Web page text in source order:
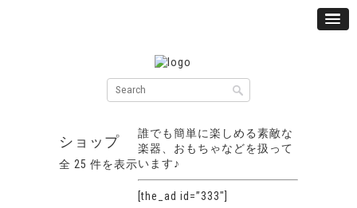
ショップ
全 25 件を表示
誰でも簡単に楽しめる素敵な
楽器、おもちゃなどを扱って
います♪
[the_ad id=”333″]